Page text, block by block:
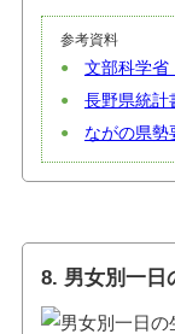
参考資料
文部科学省
長野県統計
ながの県勢
8. 男女別一日